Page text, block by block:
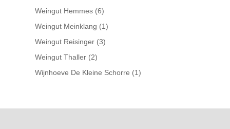
Weingut Hemmes(6)
Weingut Meinklang (1)
Weingut Reisinger(3)
Weingut Thaller(2)
Wijnhoeve De Kleine Schorre (1)